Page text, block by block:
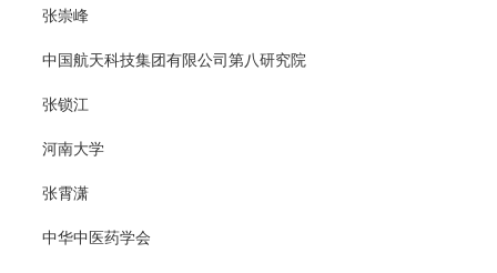
张崇峰
中国航天科技集团有限公司第八研究院
张锁江
河南大学
张霄潇
中华中医药学会